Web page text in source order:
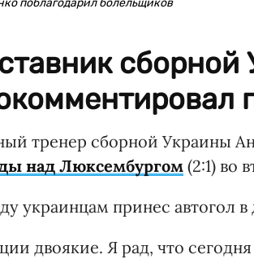
сборной
тренер сборной Украины
над Люксембургом (2:1) во
украинцам принес автогол
двоякие. Я рад, что